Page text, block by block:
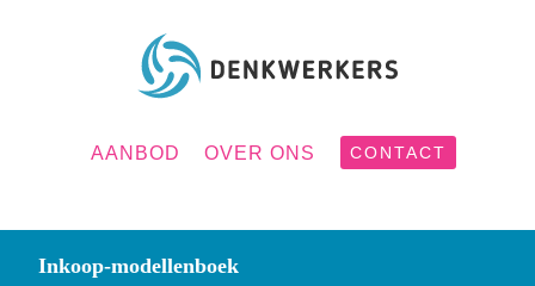
AANBOD OVER ONS CONTACT
Inkoop-modellenboek